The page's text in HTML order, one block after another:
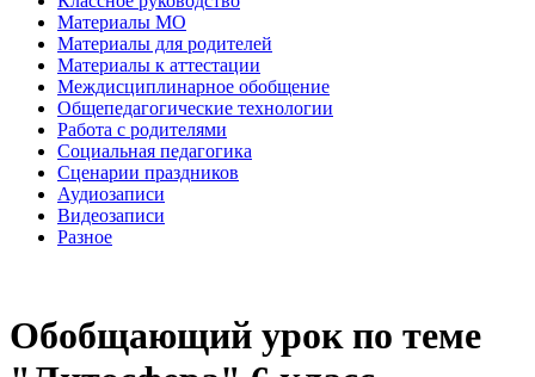
Материалы МО
Материалы для родителей
Материалы к аттестации
Междисциплинарное обобщение
Общепедагогические технологии
Работа с родителями
Социальная педагогика
Сценарии праздников
Аудиозаписи
Видеозаписи
Разное
Обобщающий урок по теме